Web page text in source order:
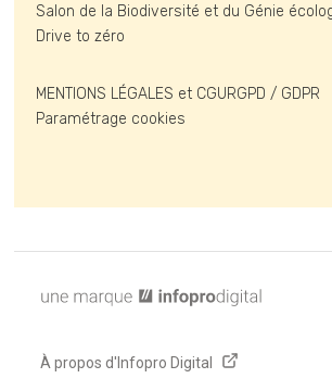
Salon de la Biodiversité et du Génie
Drive to zéro
MENTIONS LÉGALES et CGURGPD / GDPR
Paramétrage cookies